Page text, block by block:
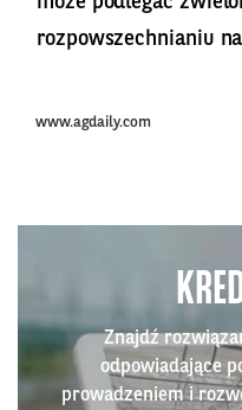
rozpowszechnianiu
www.agdaily.com
Znajdź
odpowiadające
prowadzeniem i